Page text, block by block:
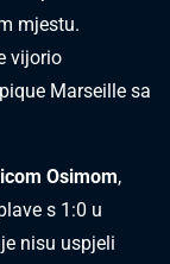
mjestu.
vijorio
Marseille sa
Osimom,
s 1:0 u
nisu uspjeli